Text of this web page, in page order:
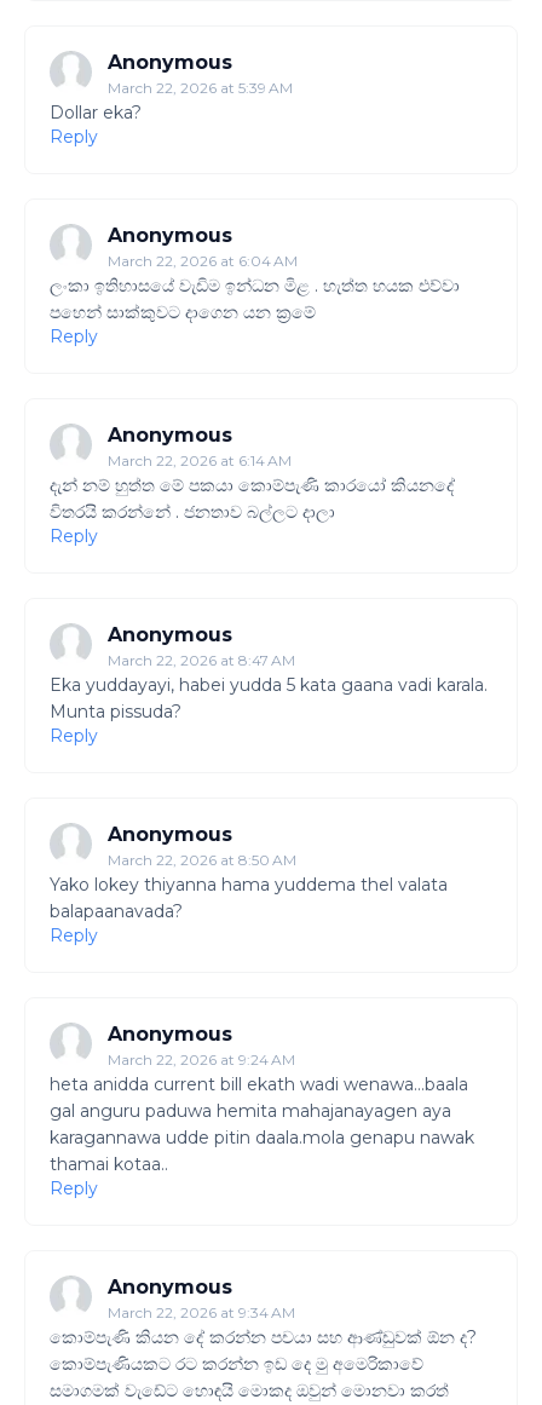
Anonymous
March 22, 2026 at 5:39 AM
Dollar eka?
Reply
Anonymous
March 22, 2026 at 6:04 AM
ලංකා ඉතිහාසයේ වැඩිම ඉන්ධන මිළ . හැත්ත හයක එව්වා
පහෙන් සාක්කුවට දාගෙන යන ක්‍රමේ
Reply
Anonymous
March 22, 2026 at 6:14 AM
දැන් නම් හුත්ත මේ පකයා කොම්පැණි කාරයෝ කියනදේ
විතරයි කරන්නේ . ජනතාව බල්ලට දාලා
Reply
Anonymous
March 22, 2026 at 8:47 AM
Eka yuddayayi, habei yudda 5 kata gaana vadi karala.
Munta pissuda?
Reply
Anonymous
March 22, 2026 at 8:50 AM
Yako lokey thiyanna hama yuddema thel valata
balapaanavada?
Reply
Anonymous
March 22, 2026 at 9:24 AM
heta anidda current bill ekath wadi wenawa...baala
gal anguru paduwa hemita mahajanayagen aya
karagannawa udde pitin daala.mola genapu nawak
thamai kotaa..
Reply
Anonymous
March 22, 2026 at 9:34 AM
කොම්පැණි කියන දේ කරන්න පචයා සහ ආණ්‌ඩුවක් ඕන ද?
කොම්පැණියකට රට කරන්න ඉඩ දෙ මු අමෙරිකාවේ
සමාගමක් වැඩේට හොඳයි මොකද ඔවුන් මොනවා කරත්